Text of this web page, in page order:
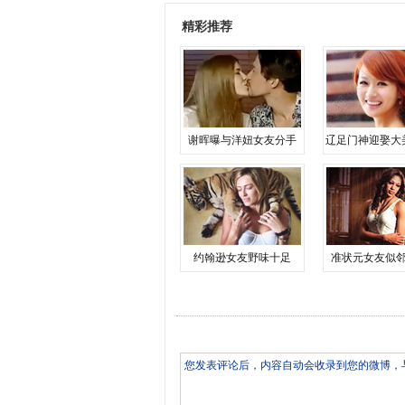
精彩推荐
谢晖曝与洋妞女友分手 辽足门神迎娶大
约翰逊女友野味十足 准状元女友似